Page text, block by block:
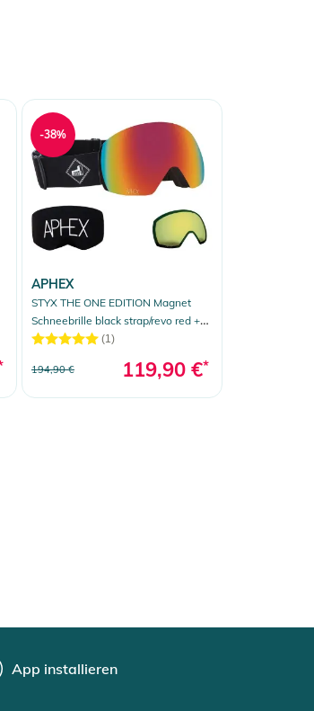
APHEX
STYX THE ONE EDITION Magnet
Schneebrille black strap/revo red +
Zusatzglas yellow
(1)
194,90 € 119,90 €*
-38%
App installieren